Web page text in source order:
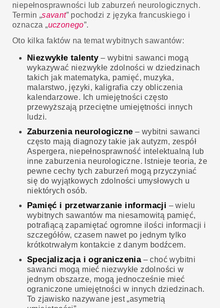
niepełnosprawności lub zaburzeń neurologicznych.
Termin „savant” pochodzi z języka francuskiego i
oznacza „uczonego”.
Oto kilka faktów na temat wybitnych sawantów:
Niezwykłe talenty– wybitni sawanci mogą
wykazywać niezwykłe zdolności w dziedzinach
takich jak matematyka, pamięć, muzyka,
malarstwo, języki, kaligrafia czy obliczenia
kalendarzowe. Ich umiejętności często
przewyższają przeciętne umiejętności innych
ludzi.
Zaburzenia neurologiczne – wybitni sawanci
często mają diagnozy takie jak autyzm, zespół
Aspergera, niepełnosprawność intelektualną lub
inne zaburzenia neurologiczne. Istnieje teoria, że
pewne cechy tych zaburzeń mogą przyczyniać
się do wyjątkowych zdolności umysłowych u
niektórych osób.
Pamięć i przetwarzanie informacji – wielu
wybitnych sawantów ma niesamowitą pamięć,
potrafiącą zapamiętać ogromne ilości informacji i
szczegółów, czasem nawet po jednym tylko
krótkotrwałym kontakcie z danym bodźcem.
Specjalizacja i ograniczenia– choć wybitni
sawanci mogą mieć niezwykłe zdolności w
jednym obszarze, mogą jednocześnie mieć
ograniczone umiejętności w innych dziedzinach.
To zjawisko nazywane jest „asymetrią